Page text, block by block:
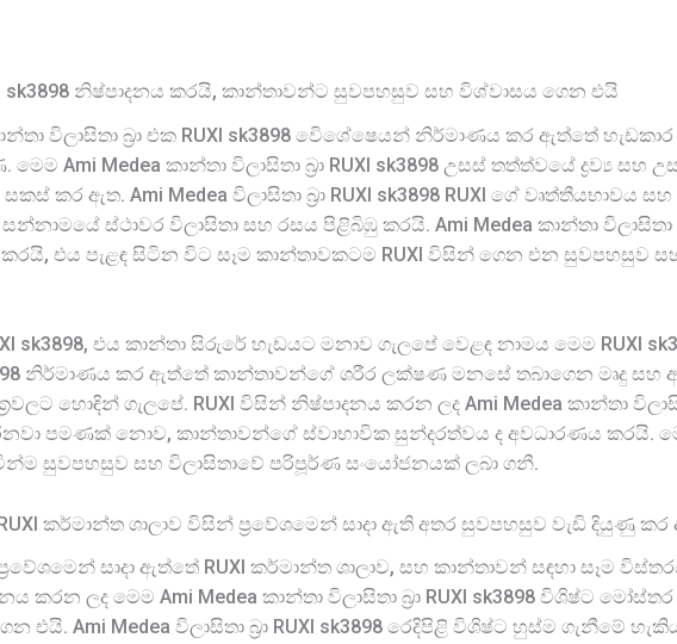
sk3898 නිෂ්පාදනය කරයි, කාන්තාවන්ට සුවපහසුව සහ විශ්වාසය ගෙන එයි
විලාසිතා බ්‍රා එක RUXI sk3898 විෙශේෂෙයන් නිර්මාණය කර ඇත්තේ
Ami Medea කාන්තා විලාසිතා බ්‍රා RUXI sk3898 උසස් තත්ත්වයේ ද්‍රව්‍ය සහ
කර ඇත. Ami Medea විලාසිතා බ්‍රා RUXI sk3898 RUXI ගේ වෘත්තීයභාවය
ස්ථාවර විලාසිතා සහ රසය පිළිබිඹු කරයි. Ami Medea කාන්තා විලාසිතා
කරයි, එය පැළඳ සිටින විට සෑම කාන්තාවකටම RUXI විසින් ගෙන එන සුවපහසුව
sk3898, එය කාන්තා සිරුරේ හැඩයට මනාව ගැලපේ වෙළඳ නාමය මෙම RUXI
sk3898 නිර්මාණය කර ඇත්තේ කාන්තාවන්ගේ ශරීර ලක්ෂණ මනසේ තබාගෙන මෘදු සහ
හොඳින් ගැලපේ. RUXI විසින් නිෂ්පාදනය කරන ලද Ami Medea කාන්තා විලාසිතා
පමණක් නොව, කාන්තාවන්ගේ ස්වාභාවික සුන්දරත්වය ද අවධාරණය කරයි.
සුවපහසුව සහ විලාසිතාවේ පරිපූර්ණ සංයෝජනයක් ලබා ගනී.
RUXI කර්මාන්ත ශාලාව විසින් ප්‍රවේශමෙන් සාදා ඇති අතර සුවපහසුව වැඩි දියුණු
ප්‍රවේශමෙන් සාදා ඇත්තේ RUXI කර්මාන්ත ශාලාව, සහ කාන්තාවන් සඳහා සෑම
කරන ලද මෙම Ami Medea කාන්තා විලාසිතා බ්‍රා RUXI sk3898 විශිෂ්ට
Ami Medea විලාසිතා බ්‍රා RUXI sk3898 රෙදිපිළි විශිෂ්ට හුස්ම ගැනීමේ